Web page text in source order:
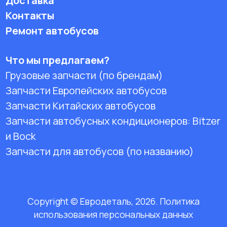
Контакты
Ремонт автобусов
Что мы предлагаем?
Грузовые запчасти (по брендам)
Запчасти Европейских автобусов
Запчасти Китайских автобусов
Запчасти автобусных кондиционеров: Bitzer
и Bock
Запчасти для автобусов (по названию)
Copyright © Евродеталь, 2026. Политика
использования персональных данных